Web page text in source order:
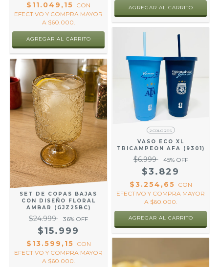
$11.049,15 CON
EFECTIVO Y COMPRA MAYOR
A $60.000.
SET DE COPAS BAJAS
CON DISEÑO FLORAL
AMBAR (GJZ25BC)
$24.999 36% OFF
$15.999
$13.599,15 CON
EFECTIVO Y COMPRA MAYOR
A $60.000.
2 COLORES
VASO ECO XL
TRICAMPEON AFA (9301)
$6.999 45% OFF
$3.829
$3.254,65 CON
EFECTIVO Y COMPRA MAYOR
A $60.000.
AGREGAR AL CARRITO